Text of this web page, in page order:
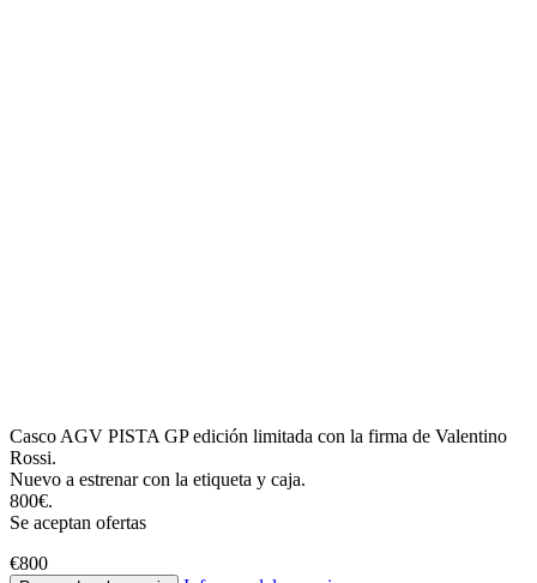
Casco AGV PISTA GP edición limitada con la firma de Valentino
Rossi.
Nuevo a estrenar con la etiqueta y caja.
800€.
Se aceptan ofertas
€800